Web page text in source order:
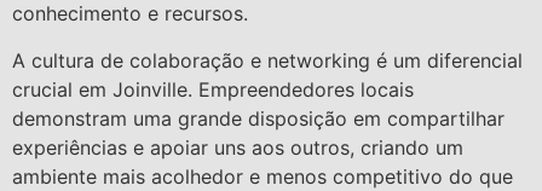
conhecimento e recursos.
A cultura de colaboração e networking é um diferencial
crucial em Joinville. Empreendedores locais
demonstram uma grande disposição em compartilhar
experiências e apoiar uns aos outros, criando um
ambiente mais acolhedor e menos competitivo do que